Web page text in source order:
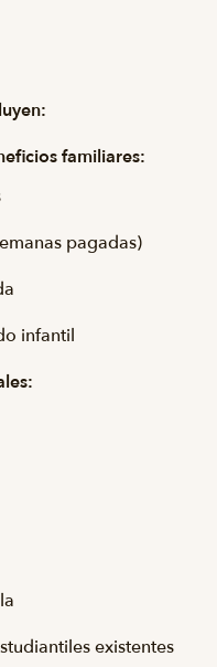
familiares:
pagadas)
infantil
existentes